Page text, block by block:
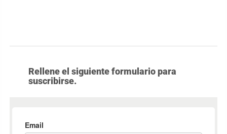
Rellene el siguiente formulario para
suscribirse.